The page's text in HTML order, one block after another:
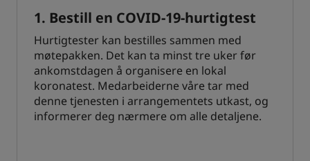
1. Bestill en COVID-19-hurtigtest
Hurtigtester kan bestilles sammen med
møtepakken. Det kan ta minst tre uker før
ankomstdagen å organisere en lokal
koronatest. Medarbeiderne våre tar med
denne tjenesten i arrangementets utkast, og
informerer deg nærmere om alle detaljene.